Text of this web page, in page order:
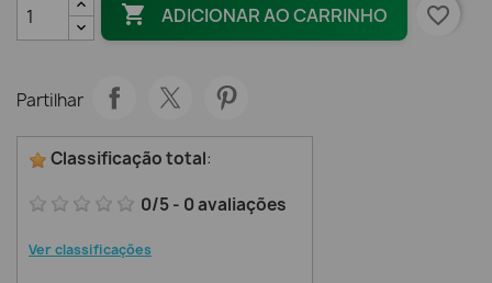
 ADICIONAR AO CARRINHO favorite_border
Partilhar
Classificação total:
0/5- 0avaliações
Ver classificações